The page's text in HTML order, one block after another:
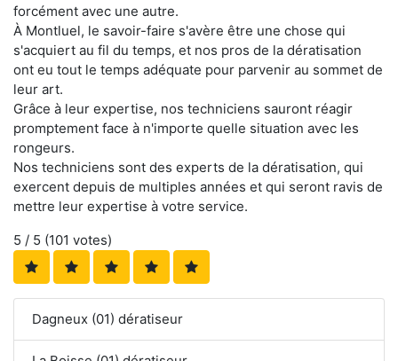
forcément avec une autre.
À Montluel, le savoir-faire s'avère être une chose qui
s'acquiert au fil du temps, et nos pros de la dératisation
ont eu tout le temps adéquate pour parvenir au sommet de
leur art.
Grâce à leur expertise, nos techniciens sauront réagir
promptement face à n'importe quelle situation avec les
rongeurs.
Nos techniciens sont des experts de la dératisation, qui
exercent depuis de multiples années et qui seront ravis de
mettre leur expertise à votre service.
5 / 5 (101 votes)
Dagneux (01) dératiseur